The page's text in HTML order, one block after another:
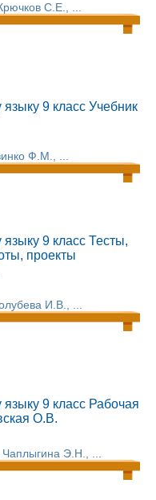
С.Е., ...
языку 9 класс Учебник
Ф.М., ...
языку 9 класс Тесты,
проекты
И.В., ...
языку 9 класс Рабочая
О.В.
Э.Н., ...